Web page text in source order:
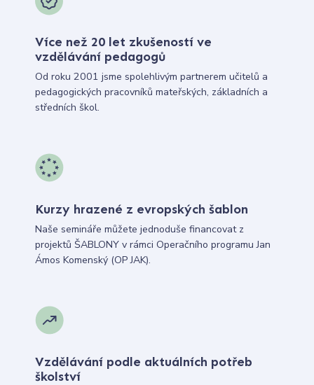
Více než 20 let zkušeností ve
vzdělávání pedagogů
Od roku 2001 jsme spolehlivým partnerem učitelů a
pedagogických pracovníků mateřských, základních a
středních škol.
Kurzy hrazené z evropských šablon
Naše semináře můžete jednoduše financovat z
projektů ŠABLONY v rámci Operačního programu Jan
Ámos Komenský (OP JAK).
Vzdělávání podle aktuálních potřeb
školství